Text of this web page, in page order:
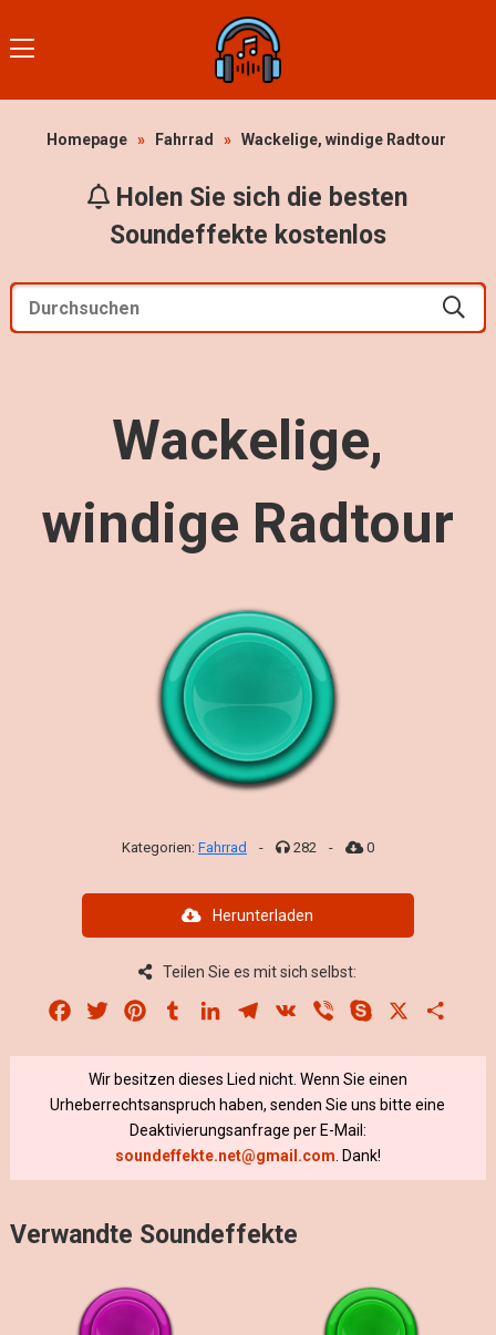
Homepage » Fahrrad » Wackelige, windige Radtour
Holen Sie sich die besten
Soundeffekte kostenlos
Wackelige,
windige Radtour
Kategorien: Fahrrad - 282 - 0
Herunterladen
Teilen Sie es mit sich selbst:
Facebook
Twitter PinterestTumblrLinkedInTelegram
VK Viber Skype
Wir besitzen dieses Lied nicht. Wenn Sie einen
Urheberrechtsanspruch haben, senden Sie uns bitte eine
Deaktivierungsanfrage per E-Mail:
soundeffekte.net@gmail.com . Dank!
Verwandte Soundeffekte